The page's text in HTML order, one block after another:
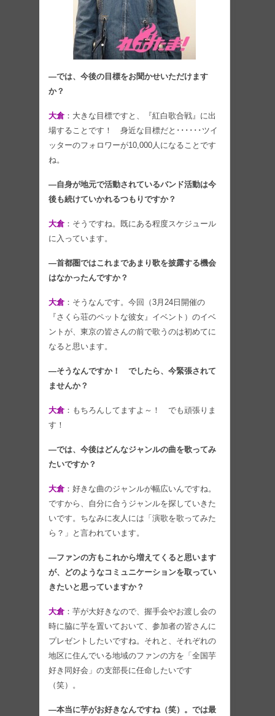
―では、今後の目標をお聞かせいただけます
か？
大倉 ：大きな目標ですと、『紅白歌合戦』に出
場することです！ 身近な目標だと･･････ツイ
ッターのフォロワーが10,000人になることです
ね。
―自身が地元で活動されているバンド活動は今
後も続けていかれるつもりですか？
大倉 ：そうですね。既にある程度スケジュール
に入っています。
―首都圏ではこれまであまり歌を披露する機会
はなかったんですか？
大倉 ：そうなんです。今回（3月24日開催の
『さくら荘のペットな彼女』イベント）のイベ
ントが、東京の皆さんの前で歌うのは初めてに
なると思います。
―そうなんですか！ でしたら、今緊張されて
ませんか？
大倉 ：もちろんしてますよ～！ でも頑張りま
す！
―では、今後はどんなジャンルの曲を歌ってみ
たいですか？
大倉 ：好きな曲のジャンルが幅広いんですね。
ですから、自分に合うジャンルを探していきた
いです。ちなみに友人には「演歌を歌ってみた
ら？」と言われています。
―ファンの方もこれから増えてくると思います
が、どのようなコミュニケーションを取ってい
きたいと思っていますか？
大倉 ：芋が大好きなので、握手会やお渡し会の
時に脇に芋を置いておいて、参加者の皆さんに
プレゼントしたいですね。それと、それぞれの
地区に住んでいる地域のファンの方を「全国芋
好き同好会」の支部長に任命したいです
（笑）。
―本当に芋がお好きなんですね（笑）。では最